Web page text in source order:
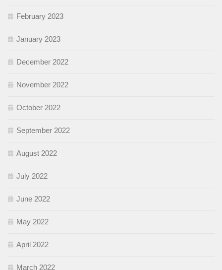
February 2023
January 2023
December 2022
November 2022
October 2022
September 2022
August 2022
July 2022
June 2022
May 2022
April 2022
March 2022